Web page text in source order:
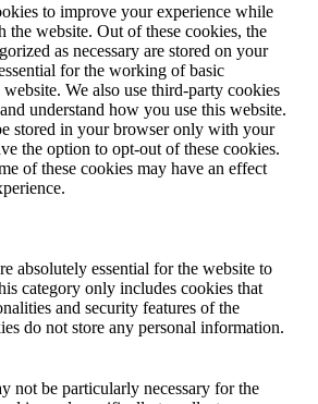
to improve your experience while
the website. Out of these cookies, the
as necessary are stored on your
for the working of basic
We also use third-party cookies
understand how you use this website.
stored in your browser only with your
the option to opt-out of these cookies.
of these cookies may have an effect
absolutely essential for the website to
category only includes cookies that
and security features of the
do not store any personal information.
not be particularly necessary for the